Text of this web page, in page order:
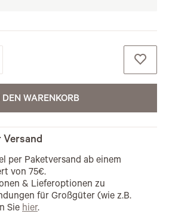
DEN WARENKORB
Versand
per Paketversand ab einem
von 75€.
& Lieferoptionen zu
für Großgüter (wie z.B.
Sie hier.